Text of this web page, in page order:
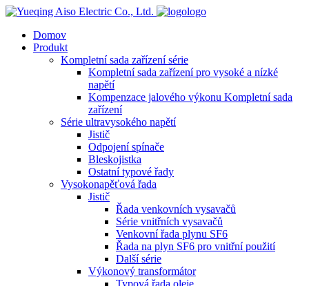
logo
Domov
Produkt
Kompletní sada zařízení série
Kompletní sada zařízení pro vysoké a nízké
napětí
Kompenzace jalového výkonu Kompletní sada
zařízení
Série ultravysokého napětí
Jistič
Odpojení spínače
Bleskojistka
Ostatní typové řady
Vysokonapěťová řada
Jistič
Řada venkovních vysavačů
Série vnitřních vysavačů
Venkovní řada plynu SF6
Řada na plyn SF6 pro vnitřní použití
Další série
Výkonový transformátor
Typová řada oleje